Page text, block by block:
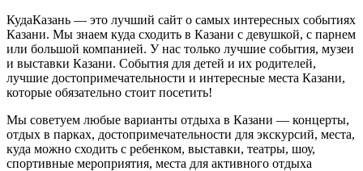
КудаКазань — это лучший сайт о самых интересных событиях
Казани. Мы знаем куда сходить в Казани с девушкой, с парнем
или большой компанией. У нас только лучшие события, музеи
и выставки Казани. События для детей и их родителей,
лучшие достопримечательности и интересные места Казани,
которые обязательно стоит посетить!
Мы советуем любые варианты отдыха в Казани — концерты,
отдых в парках, достопримечательности для экскурсий, места,
куда можно сходить с ребенком, выставки, театры, шоу,
спортивные мероприятия, места для активного отдыха